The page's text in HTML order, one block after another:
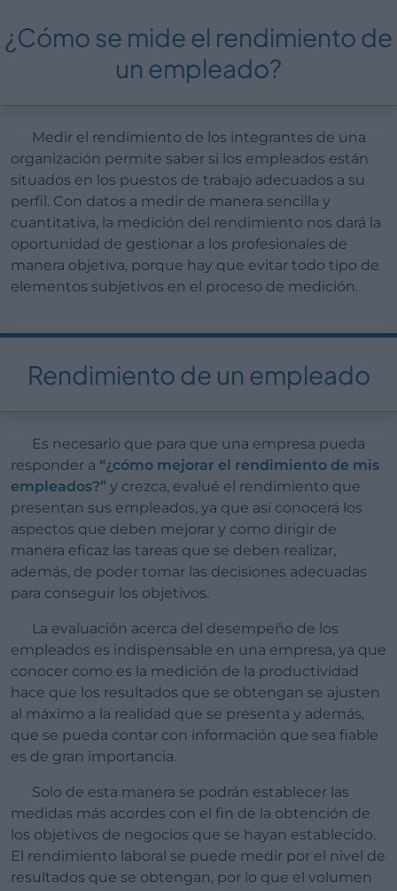
¿Cómo se mide el rendimiento de
un empleado?
Medir el rendimiento de los integrantes de una
organización permite saber si los empleados están
situados en los puestos de trabajo adecuados a su
perfil. Con datos a medir de manera sencilla y
cuantitativa, la medición del rendimiento nos dará la
oportunidad de gestionar a los profesionales de
manera objetiva, porque hay que evitar todo tipo de
elementos subjetivos en el proceso de medición.
Rendimiento de un empleado
Es necesario que para que una empresa pueda
responder a “¿cómo mejorar el rendimiento de mis
empleados?” y crezca, evalué el rendimiento que
presentan sus empleados, ya que así conocerá los
aspectos que deben mejorar y como dirigir de
manera eficaz las tareas que se deben realizar,
además, de poder tomar las decisiones adecuadas
para conseguir los objetivos.
La evaluación acerca del desempeño de los
empleados es indispensable en una empresa, ya que
conocer como es la medición de la productividad
hace que los resultados que se obtengan se ajusten
al máximo a la realidad que se presenta y además,
que se pueda contar con información que sea fiable
es de gran importancia.
Solo de esta manera se podrán establecer las
medidas más acordes con el fin de la obtención de
los objetivos de negocios que se hayan establecido.
El rendimiento laboral se puede medir por el nivel de
resultados que se obtengan, por lo que el volumen